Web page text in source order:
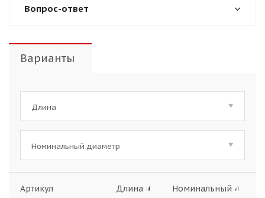
Вопрос-ответ
Варианты
Длина
Номинальный диаметр
Артикул Длина
Номинальный